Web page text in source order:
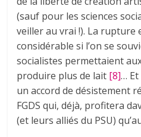
(sauf pour les sciences
veiller au vrai !). La rupture
considérable si l’on se
socialistes permettaient
produire plus de lait [8]… Et
un accord de désistement
FGDS qui, déjà, profitera
(et leurs alliés du PSU)